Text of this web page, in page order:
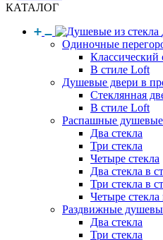
КАТАЛОГ
Одиночные
Классический
В стиле Loft
Душевые двери в
Стеклянная
В стиле Loft
Распашные
Два стекла
Три стекла
Четыре стекла
Два стекла в
Три стекла в
Четыре
Раздвижные
Два стекла
Три стекла